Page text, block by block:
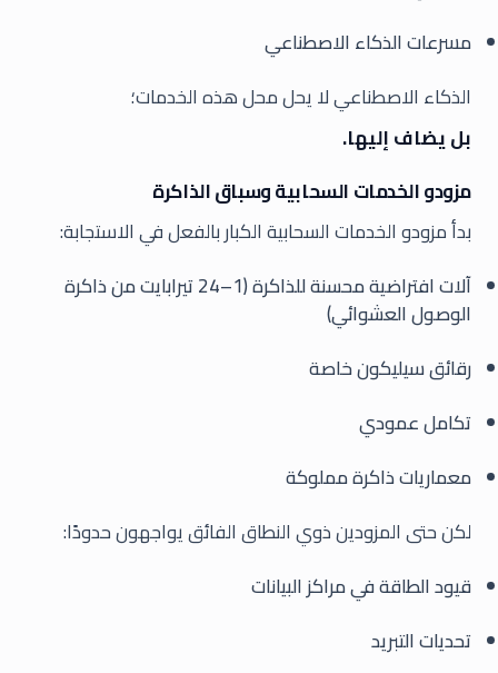
مسرعات الذكاء الاصطناعي
الذكاء الاصطناعي لا يحل محل هذه الخدمات؛
بل يضاف إليها.
مزودو الخدمات السحابية وسباق الذاكرة
بدأ مزودو الخدمات السحابية الكبار بالفعل في الاستجابة:
آلات افتراضية محسنة للذاكرة (1–24 تيرابايت من ذاكرة
الوصول العشوائي)
رقائق سيليكون خاصة
تكامل عمودي
معماريات ذاكرة مملوكة
لكن حتى المزودين ذوي النطاق الفائق يواجهون حدودًا:
قيود الطاقة في مراكز البيانات
تحديات التبريد